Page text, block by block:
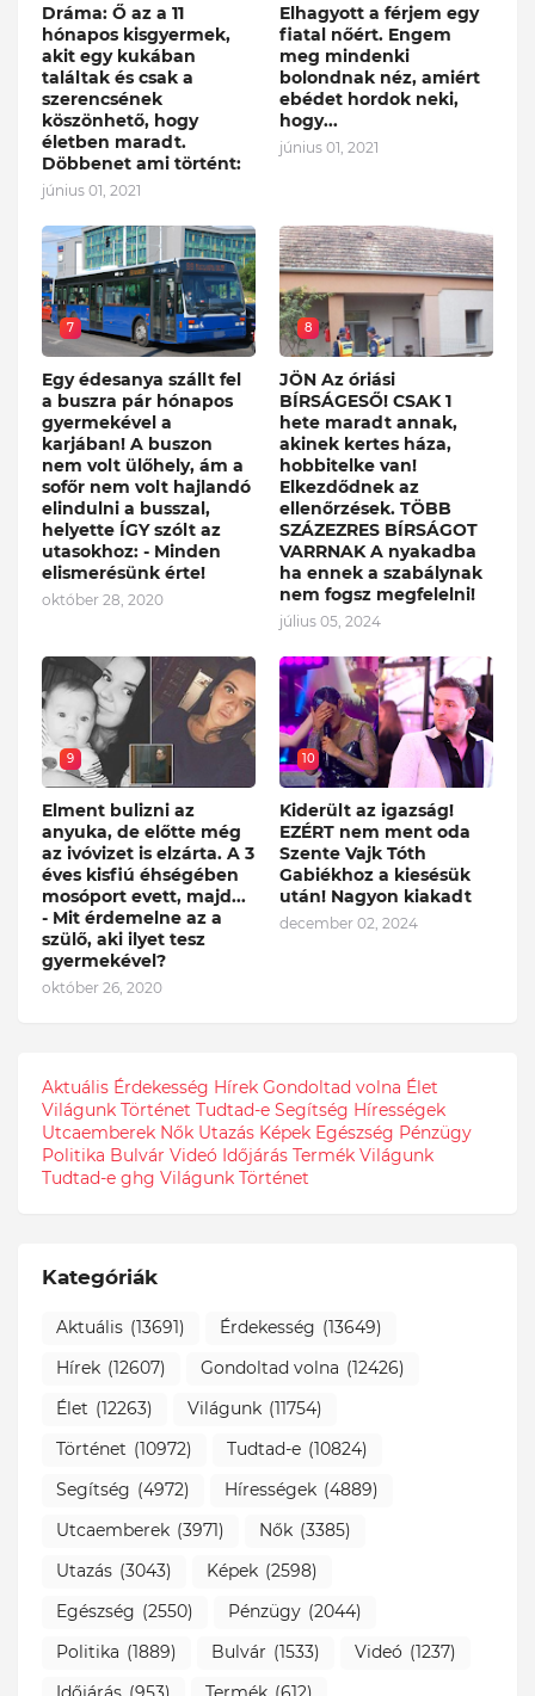
Dráma: Ő az a 11
hónapos kisgyermek,
akit egy kukában
találtak és csak a
szerencsének
köszönhető, hogy
életben maradt.
Döbbenet ami történt:
június 01, 2021
Elhagyott a férjem egy
fiatal nőért. Engem
meg mindenki
bolondnak néz, amiért
ebédet hordok neki,
hogy...
június 01, 2021
7
Egy édesanya szállt fel
a buszra pár hónapos
gyermekével a
karjában! A buszon
nem volt ülőhely, ám a
sofőr nem volt hajlandó
elindulni a busszal,
helyette ÍGY szólt az
utasokhoz: - Minden
elismerésünk érte!
október 28, 2020
8
JÖN Az óriási
BÍRSÁGESŐ! CSAK 1
hete maradt annak,
akinek kertes háza,
hobbitelke van!
Elkezdődnek az
ellenőrzések. TÖBB
SZÁZEZRES BÍRSÁGOT
VARRNAK A nyakadba
ha ennek a szabálynak
nem fogsz megfelelni!
július 05, 2024
9
Elment bulizni az
anyuka, de előtte még
az ivóvizet is elzárta. A 3
éves kisfiú éhségében
mosóport evett, majd...
- Mit érdemelne az a
szülő, aki ilyet tesz
gyermekével?
október 26, 2020
10
Kiderült az igazság!
EZÉRT nem ment oda
Szente Vajk Tóth
Gabiékhoz a kiesésük
után! Nagyon kiakadt
december 02, 2024
Aktuális Érdekesség Hírek Gondoltad volna Élet
Világunk Történet Tudtad-e Segítség Hírességek
Utcaemberek Nők Utazás Képek Egészség Pénzügy
Politika Bulvár Videó Időjárás Termék Világunk
Tudtad-e ghg Világunk Történet
Kategóriák
Aktuális (13691) Érdekesség (13649)
Hírek (12607) Gondoltad volna (12426)
Élet (12263) Világunk (11754)
Történet (10972) Tudtad-e (10824)
Segítség (4972) Hírességek (4889)
Utcaemberek (3971) Nők (3385)
Utazás (3043) Képek (2598)
Egészség (2550) Pénzügy (2044)
Politika (1889) Bulvár (1533) Videó (1237)